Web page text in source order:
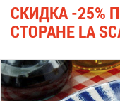
СКИД­КА -25%
СТО­РАНЕ LA